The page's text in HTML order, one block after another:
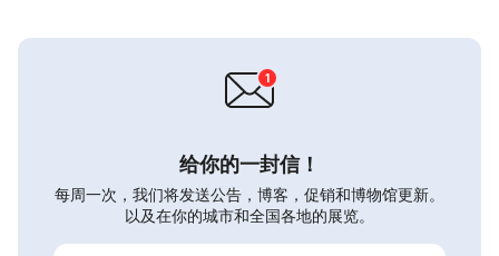
给你的一封信！
每周一次，我们将发送公告，博客，促销和博物馆更新。
以及在你的城市和全国各地的展览。